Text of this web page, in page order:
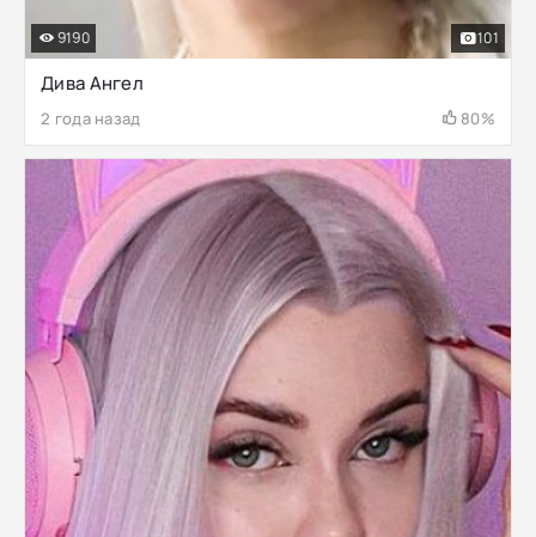
Дива Ангел
2 года назад 80%
9190 101